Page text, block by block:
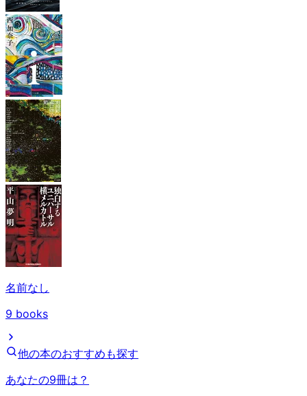
名前なし
9 books
他の本のおすすめも探す
あなたの9冊は？